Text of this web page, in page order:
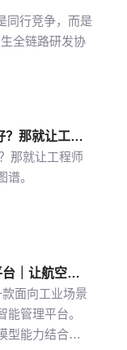
同行竞争，而是
全链路研发协
RAG知识库用不好？那就让工程师自己快速构建知识图谱
那就让工程师
谱。
北极星知识图谱平台｜让航空发动机叶片知识“连”起来
面向工业场景
能管理平台。
型能力结合，